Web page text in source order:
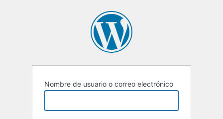
Nombre de usuario o correo electrónico